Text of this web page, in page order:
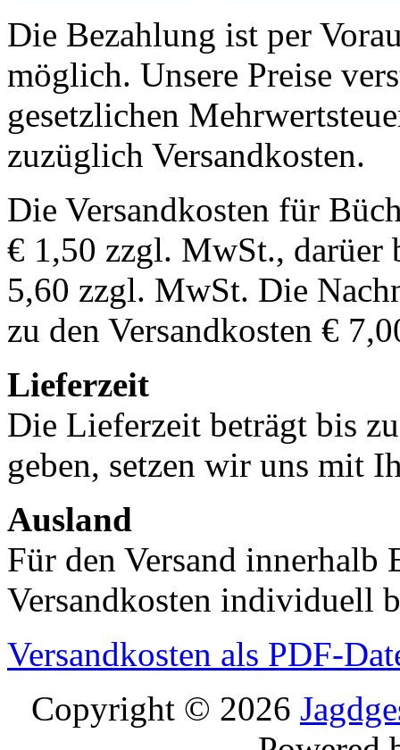
Die Bezahlung ist per
möglich. Unsere Preise
gesetzlichen
zuzüglich Versandkosten.
Die Versandkosten für
€ 1,50 zzgl. MwSt., darüer
5,60 zzgl. MwSt. Die
zu den Versandkosten €
Lieferzeit
Die Lieferzeit beträgt bis
geben, setzen wir uns mit
Ausland
Für den Versand innerhalb
Versandkosten individuell
Versandkosten als PDF-
Copyright © 2026